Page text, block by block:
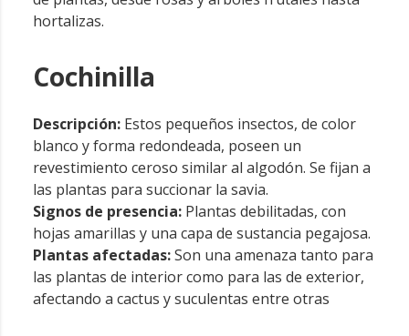
hortalizas.
Cochinilla
Descripción:Estos pequeños insectos, de color
blanco y forma redondeada, poseen un
revestimiento ceroso similar al algodón. Se fijan a
las plantas para succionar la savia.
Signos de presencia:Plantas debilitadas, con
hojas amarillas y una capa de sustancia pegajosa.
Plantas afectadas:Son una amenaza tanto para
las plantas de interior como para las de exterior,
afectando a cactus y suculentas entre otras